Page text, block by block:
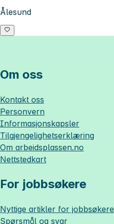
Ålesund
Om oss
Kontakt oss
Personvern
Informasjonskapsler
Tilgjengelighetserklæring
Om arbeidsplassen.no
Nettstedkart
For jobbsøkere
Nyttige artikler for jobbsøkere
Spørsmål og svar